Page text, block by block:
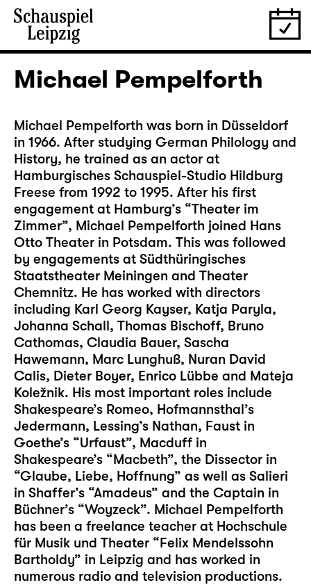
Michael Pempelforth
Michael Pempelforth was born in Düsseldorf
in 1966. After studying German Philology and
History, he trained as an actor at
Hamburgisches Schauspiel-Studio Hildburg
Freese from 1992 to 1995. After his first
engagement at Hamburg’s “Theater im
Zimmer”, Michael Pempelforth joined Hans
Otto Theater in Potsdam. This was followed
by engagements at Südthüringisches
Staatstheater Meiningen and Theater
Chemnitz. He has worked with directors
including Karl Georg Kayser, Katja Paryla,
Johanna Schall, Thomas Bischoff, Bruno
Cathomas, Claudia Bauer, Sascha
Hawemann, Marc Lunghuß, Nuran David
Calis, Dieter Boyer, Enrico Lübbe and Mateja
Koležnik. His most important roles include
Shakespeare’s Romeo, Hofmannsthal’s
Jedermann, Lessing’s Nathan, Faust in
Goethe’s “Urfaust”, Macduff in
Shakespeare’s “Macbeth”, the Dissector in
“Glaube, Liebe, Hoffnung” as well as Salieri
in Shaffer’s “Amadeus” and the Captain in
Büchner’s “Woyzeck”. Michael Pempelforth
has been a freelance teacher at Hochschule
für Musik und Theater “Felix Mendelssohn
Bartholdy” in Leipzig and has worked in
numerous radio and television productions.